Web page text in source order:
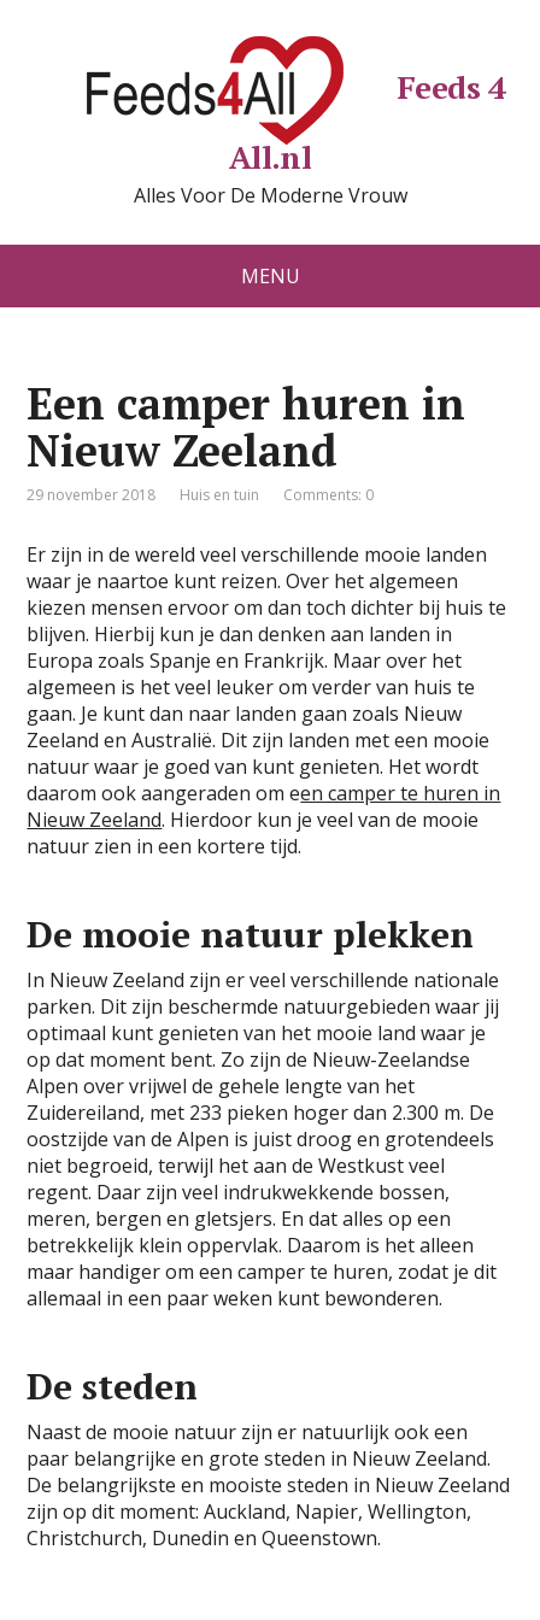
Feeds 4
All.nl
Alles Voor De Moderne Vrouw
MENU
Een camper huren in
Nieuw Zeeland
29 november 2018 Huis en tuin Comments: 0
Er zijn in de wereld veel verschillende mooie landen
waar je naartoe kunt reizen. Over het algemeen
kiezen mensen ervoor om dan toch dichter bij huis te
blijven. Hierbij kun je dan denken aan landen in
Europa zoals Spanje en Frankrijk. Maar over het
algemeen is het veel leuker om verder van huis te
gaan. Je kunt dan naar landen gaan zoals Nieuw
Zeeland en Australië. Dit zijn landen met een mooie
natuur waar je goed van kunt genieten. Het wordt
daarom ook aangeraden om een camper te huren in
Nieuw Zeeland. Hierdoor kun je veel van de mooie
natuur zien in een kortere tijd.
De mooie natuur plekken
In Nieuw Zeeland zijn er veel verschillende nationale
parken. Dit zijn beschermde natuurgebieden waar jij
optimaal kunt genieten van het mooie land waar je
op dat moment bent. Zo zijn de Nieuw-Zeelandse
Alpen over vrijwel de gehele lengte van het
Zuidereiland, met 233 pieken hoger dan 2.300 m. De
oostzijde van de Alpen is juist droog en grotendeels
niet begroeid, terwijl het aan de Westkust veel
regent. Daar zijn veel indrukwekkende bossen,
meren, bergen en gletsjers. En dat alles op een
betrekkelijk klein oppervlak. Daarom is het alleen
maar handiger om een camper te huren, zodat je dit
allemaal in een paar weken kunt bewonderen.
De steden
Naast de mooie natuur zijn er natuurlijk ook een
paar belangrijke en grote steden in Nieuw Zeeland.
De belangrijkste en mooiste steden in Nieuw Zeeland
zijn op dit moment: Auckland, Napier, Wellington,
Christchurch, Dunedin en Queenstown.